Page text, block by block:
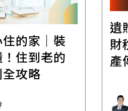
的家｜裝
住到老的
攻略
遺
財
產